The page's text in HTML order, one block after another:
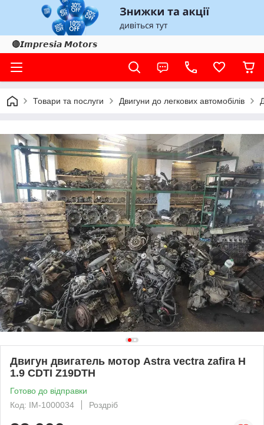
🔴𝙄𝙢𝙥𝙧𝙚𝙨𝙞𝙖 𝙈𝙤𝙩𝙤𝙧𝙨
Товари та послуги Двигуни до легкових автомобілів
Двигун двигатель мотор Astra vectra zafira H
1.9 CDTI Z19DTH
Готово до відправки
Код: IM-1000034
Роздріб